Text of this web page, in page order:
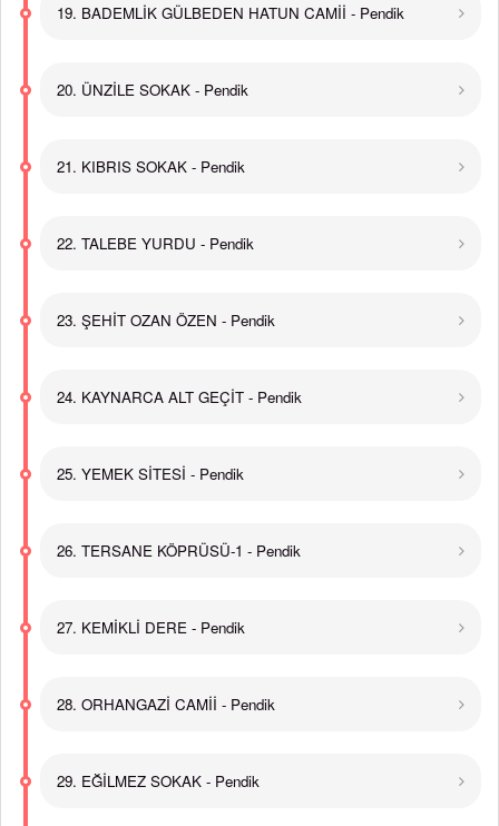
19. BADEMLİK GÜLBEDEN HATUN CAMİİ - Pendik
20. ÜNZİLE SOKAK - Pendik
21. KIBRIS SOKAK - Pendik
22. TALEBE YURDU - Pendik
23. ŞEHİT OZAN ÖZEN - Pendik
24. KAYNARCA ALT GEÇİT - Pendik
25. YEMEK SİTESİ - Pendik
26. TERSANE KÖPRÜSÜ-1 - Pendik
27. KEMİKLİ DERE - Pendik
28. ORHANGAZİ CAMİİ - Pendik
29. EĞİLMEZ SOKAK - Pendik